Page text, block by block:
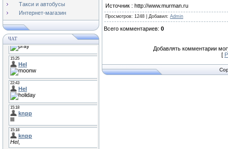
Такси и автобусы
Интернет-магазин
ЧАТ
Источник : http://www.murman.ru
Просмотров: 1248 | Добавил: Admin
Всего комментариев: 0
Добавлять комментарии
[